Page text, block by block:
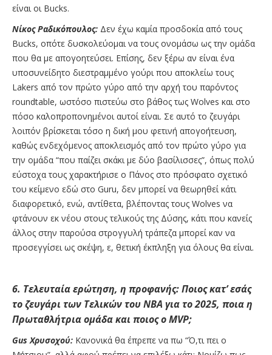
είναι οι Bucks.
Νίκος Ραδικόπουλος: Δεν έχω καμία προσδοκία από τους
Bucks, οπότε δυσκολεύομαι να τους ονομάσω ως την ομάδα
που θα με απογοητεύσει. Επίσης, δεν ξέρω αν είναι ένα
υποσυνείδητο διεστραμμένο γούρι που αποκλείω τους
Lakers από τον πρώτο γύρο από την αρχή του παρόντος
roundtable, ωστόσο πιστεύω στο βάθος τως Wolves και στο
πόσο καλοπροπονημένοι αυτοί είναι. Σε αυτό το ζευγάρι
λοιπόν βρίσκεται τόσο η δική μου φετινή απογοήτευση,
καθώς ενδεχόμενος αποκλεισμός από τον πρώτο γύρο για
την ομάδα “που παίζει σκάκι με δύο βασίλισσες”, όπως πολύ
εύστοχα τους χαρακτήρισε ο Πάνος στο πρόσφατο σχετικό
του κείμενο εδώ στο Guru, δεν μπορεί να θεωρηθεί κάτι
διαφορετικό, ενώ, αντίθετα, βλέποντας τους Wolves να
φτάνουν εκ νέου στους τελικούς της Δύσης, κάτι που κανείς
άλλος στην παρούσα στρογγυλή τράπεζα μπορεί καν να
προσεγγίσει ως σκέψη, ε, θετική έκπληξη για όλους θα είναι.
6. Τελευταία ερώτηση, η προφανής: Ποιος κατ’ εσάς
το ζευγάρι των Τελικών του NBA για το 2025, ποια η
Πρωταθλήτρια ομάδα και ποιος ο MVP;
Gus Χρυσοχού: Κανονικά θα έπρεπε να πω “Ό,τι πει ο